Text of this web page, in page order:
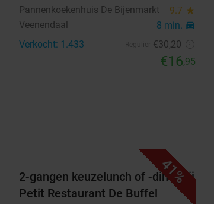
Pannenkoekenhuis De Bijenmarkt
9.7 star
Veenendaal 8 min. directions_car
Verkocht: 1.433 €30,20
€16,95
41%
2-gangen keuzelunch of -diner bij
Petit Restaurant De Buffel
Ma
Di Wo Do Vr Za Zo
3
10 11
31
Highlights